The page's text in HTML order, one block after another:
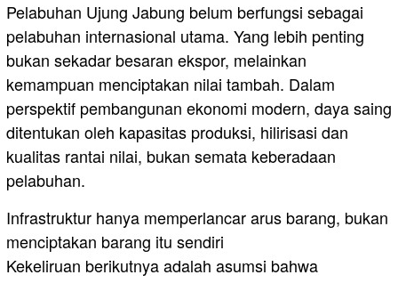
Pelabuhan Ujung Jabung belum berfungsi sebagai
pelabuhan internasional utama. Yang lebih penting
bukan sekadar besaran ekspor, melainkan
kemampuan menciptakan nilai tambah. Dalam
perspektif pembangunan ekonomi modern, daya saing
ditentukan oleh kapasitas produksi, hilirisasi dan
kualitas rantai nilai, bukan semata keberadaan
pelabuhan.
Infrastruktur hanya memperlancar arus barang, bukan
menciptakan barang itu sendiri
Kekeliruan berikutnya adalah asumsi bahwa